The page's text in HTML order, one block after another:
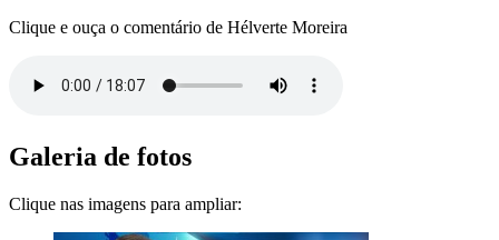
Clique e ouça o comentário de Hélverte Moreira
Galeria de fotos
Clique nas imagens para ampliar: